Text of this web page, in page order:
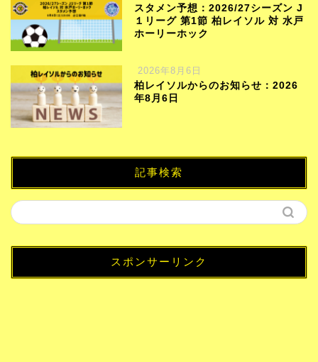
スタメン予想：2026/27シーズン J
１リーグ 第1節 柏レイソル 対 水戸
ホーリーホック
2026年8月6日
柏レイソルからのお知らせ：2026
年8月6日
記事検索
スポンサーリンク